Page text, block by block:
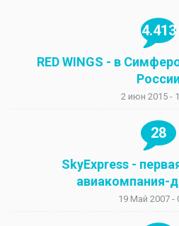
4.413
RED WINGS - в
России
2 июн 2015 -
28
SkyExpress -
авиакомпания-
19 Май 2007 -